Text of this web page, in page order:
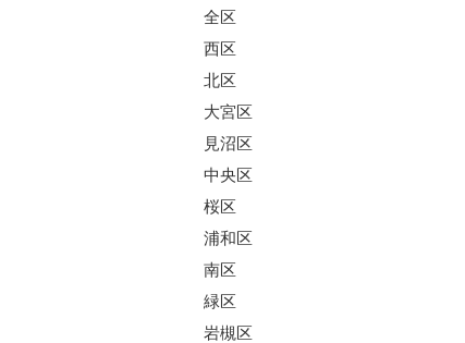
全区
西区
北区
大宮区
見沼区
中央区
桜区
浦和区
南区
緑区
岩槻区